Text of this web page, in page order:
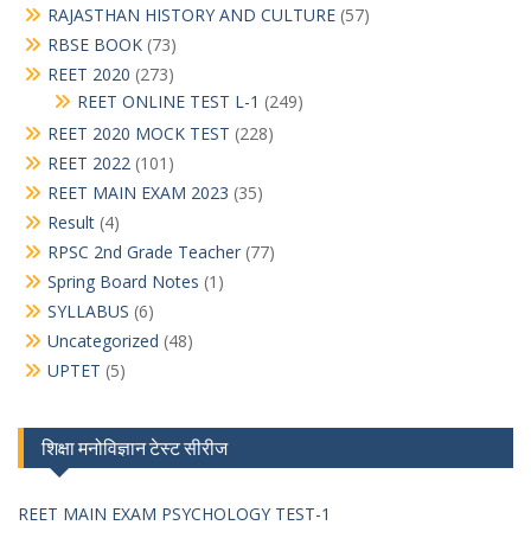
RAJASTHAN HISTORY AND CULTURE (57)
RBSE BOOK (73)
REET 2020 (273)
REET ONLINE TEST L-1 (249)
REET 2020 MOCK TEST (228)
REET 2022 (101)
REET MAIN EXAM 2023 (35)
Result (4)
RPSC 2nd Grade Teacher (77)
Spring Board Notes (1)
SYLLABUS (6)
Uncategorized (48)
UPTET (5)
शिक्षा मनोविज्ञान टेस्ट सीरीज
REET MAIN EXAM PSYCHOLOGY TEST-1